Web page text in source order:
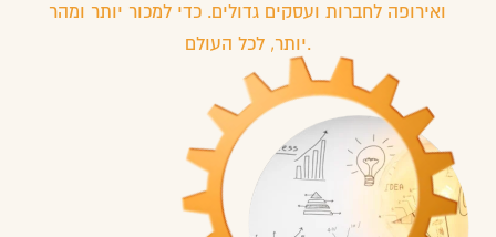
ואירופה לחברות ועסקים גדולים. כדי למכור יותר ומהר
יותר, לכל העולם.